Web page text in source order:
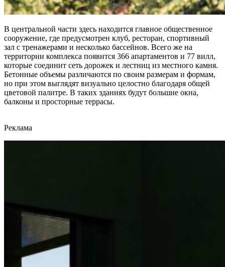
В центральной части здесь находится главное общественное
сооружение, где предусмотрен клуб, ресторан, спортивный
зал с тренажерами и несколько бассейнов. Всего же на
территории комплекса появится 366 апартаментов и 77 вилл,
которые соединит сеть дорожек и лестниц из местного камня.
Бетонные объемы различаются по своим размерам и формам,
но при этом выглядят визуально целостно благодаря общей
цветовой палитре. В таких зданиях будут большие окна,
балконы и просторные террасы.
Реклама